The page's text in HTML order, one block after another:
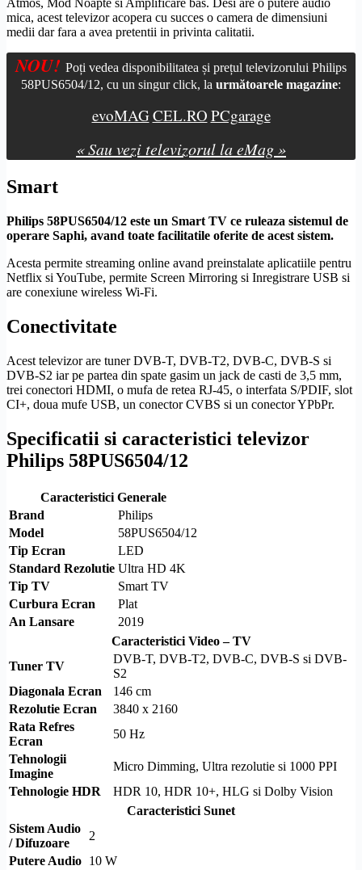
Atmos, Mod Noapte si Amplificare bas. Desi are o putere audio
mica, acest televizor acopera cu succes o camera de dimensiuni
medii dar fara a avea pretentii in privinta calitatii.
NOU! Poți vedea disponibilitatea și prețul televizorului Philips
58PUS6504/12, cu un singur click, la următoarele magazine:
evoMAGCEL.RO PCgarage
« Sau vezi televizorul la eMag »
Smart
Philips 58PUS6504/12 este un Smart TV ce ruleaza sistemul de
operare Saphi, avand toate facilitatile oferite de acest sistem.
Acesta permite streaming online avand preinstalate aplicatiile pentru
Netflix si YouTube, permite Screen Mirroring si Inregistrare USB si
are conexiune wireless Wi-Fi.
Conectivitate
Acest televizor are tunerDVB-T, DVB-T2, DVB-C, DVB-S si
DVB-S2 iar pe partea din spate gasim un jack de casti de 3,5 mm,
trei conectori HDMI, o mufa de retea RJ-45, o interfata S/PDIF, slot
CI+, doua mufe USB, un conector CVBS si un conectorYPbPr.
Specificatii si caracteristici televizor
Philips 58PUS6504/12
Caracteristici Generale
Brand
Philips
Model
58PUS6504/12
Tip Ecran
LED
Standard Rezolutie Ultra HD 4K
Tip TV
Smart TV
Curbura Ecran
Plat
An Lansare
2019
Caracteristici Video – TV
Tuner TV
DVB-T, DVB-T2, DVB-C, DVB-S si DVB-
S2
Diagonala Ecran
146 cm
Rezolutie Ecran
3840 x 2160
Rata Refres
Ecran
50 Hz
Tehnologii
Imagine
Micro Dimming, Ultra rezolutie si 1000 PPI
Tehnologie HDR HDR 10, HDR 10+, HLG si Dolby Vision
Caracteristici Sunet
Sistem Audio
/ Difuzoare
2
Putere Audio 10 W